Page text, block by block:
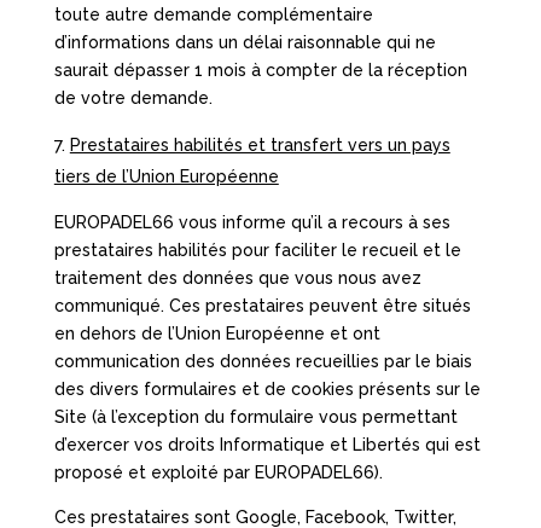
toute autre demande complémentaire
d’informations dans un délai raisonnable qui ne
saurait dépasser 1 mois à compter de la réception
de votre demande.
Prestataires habilités et transfert vers un pays
tiers de l’Union Européenne
EUROPADEL66 vous informe qu’il a recours à ses
prestataires habilités pour faciliter le recueil et le
traitement des données que vous nous avez
communiqué. Ces prestataires peuvent être situés
en dehors de l’Union Européenne et ont
communication des données recueillies par le biais
des divers formulaires et de cookies présents sur le
Site (à l’exception du formulaire vous permettant
d’exercer vos droits Informatique et Libertés qui est
proposé et exploité par EUROPADEL66).
Ces prestataires sont Google, Facebook, Twitter,